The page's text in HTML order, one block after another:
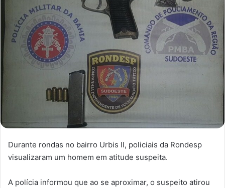
Durante rondas no bairro Urbis II, policiais da Rondesp
visualizaram um homem em atitude suspeita.
A polícia informou que ao se aproximar, o suspeito atirou